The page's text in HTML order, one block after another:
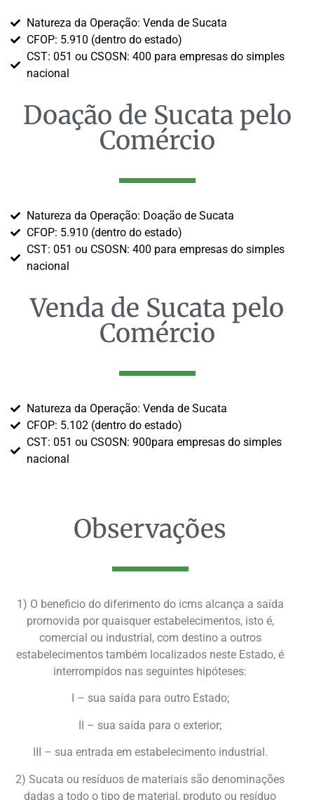
Natureza da Operação: Venda de Sucata
CFOP: 5.910 (dentro do estado)
CST: 051 ou CSOSN: 400 para empresas do simples
nacional
Doação de Sucata pelo
Comércio
Natureza da Operação: Doação de Sucata
CFOP: 5.910 (dentro do estado)
CST: 051 ou CSOSN: 400 para empresas do simples
nacional
Venda de Sucata pelo
Comércio
Natureza da Operação: Venda de Sucata
CFOP: 5.102 (dentro do estado)
CST: 051 ou CSOSN: 900para empresas do simples
nacional
Observações
1) O beneficio do diferimento do icms alcança a saída
promovida por quaisquer estabelecimentos, isto é,
comercial ou industrial, com destino a outros
estabelecimentos também localizados neste Estado, é
interrompidos nas seguintes hipóteses:
I – sua saída para outro Estado;
II – sua saída para o exterior;
III – sua entrada em estabelecimento industrial.
2) Sucata ou resíduos de materiais são denominações
dadas a todo o tipo de material, produto ou resíduo